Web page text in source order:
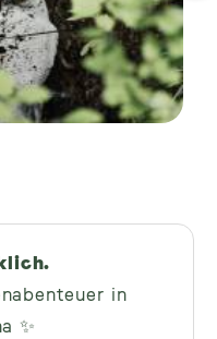
in
✨